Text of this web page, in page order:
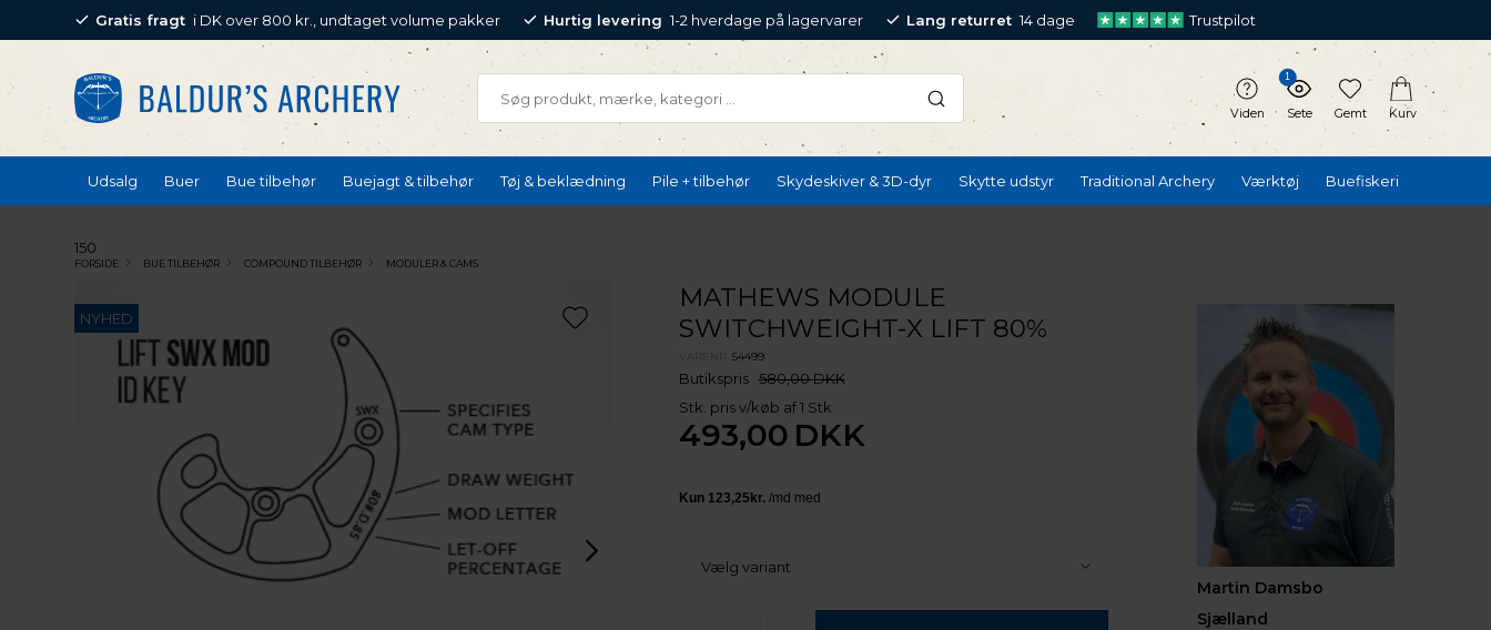
Gratis fragt i DK over 800 kr., undtaget volume pakker Hurtig levering 1-2 hverdage på lagervarer Lang returret 14 dage Trustpilot
Viden
1
Sete Gemt Kurv
Udsalg Buer Bue tilbehør Buejagt & tilbehør Tøj & beklædning Pile + tilbehør Skydeskiver & 3D-dyr Skytte udstyr Traditional Archery Værktøj Buefiskeri
150
FORSIDE BUE TILBEHØR COMPOUND TILBEHØR MODULER & CAMS
NYHED
MATHEWS MODULE
SWITCHWEIGHT-X LIFT 80%
54499
Butikspris 580,00 DKK
Stk. pris v/køb af 1 Stk
493,00 DKK
Martin Damsbo
Sjælland